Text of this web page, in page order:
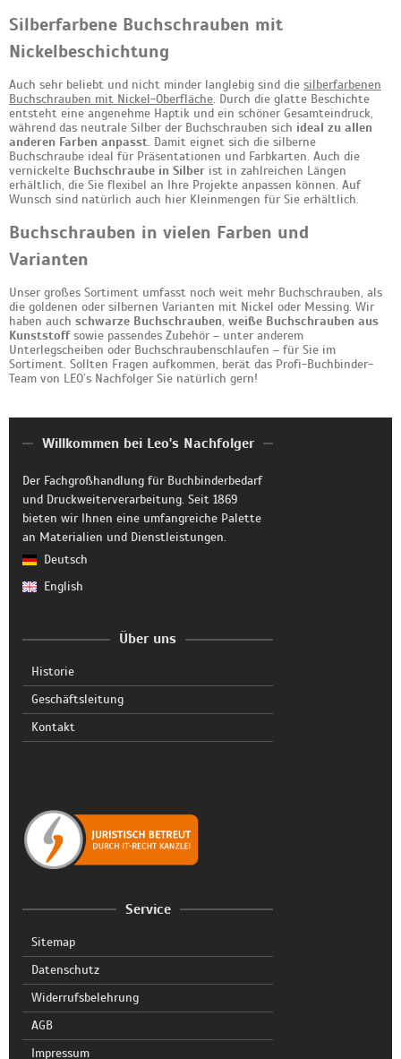
Silberfarbene Buchschrauben mit
Nickelbeschichtung
Auch sehr beliebt und nicht minder langlebig sind die silberfarbenen
Buchschrauben mit Nickel-Oberfläche. Durch die glatte Beschichte
entsteht eine angenehme Haptik und ein schöner Gesamteindruck,
während das neutrale Silber der Buchschrauben sich ideal zu allen
anderen Farben anpasst. Damit eignet sich die silberne
Buchschraube ideal für Präsentationen und Farbkarten. Auch die
vernickelte Buchschraube in Silber ist in zahlreichen Längen
erhältlich, die Sie flexibel an Ihre Projekte anpassen können. Auf
Wunsch sind natürlich auch hier Kleinmengen für Sie erhältlich.
Buchschrauben in vielen Farben und
Varianten
Unser großes Sortiment umfasst noch weit mehr Buchschrauben, als
die goldenen oder silbernen Varianten mit Nickel oder Messing. Wir
haben auch schwarze Buchschrauben, weiße Buchschrauben aus
Kunststoffsowie passendes Zubehör – unter anderem
Unterlegscheiben oder Buchschraubenschlaufen – für Sie im
Sortiment. Sollten Fragen aufkommen, berät das Profi-Buchbinder-
Team von LEO’s Nachfolger Sie natürlich gern!
Willkommen bei Leo's Nachfolger
Der Fachgroßhandlung für Buchbinderbedarf
und Druckweiterverarbeitung. Seit 1869
bieten wir Ihnen eine umfangreiche Palette
an Materialien und Dienstleistungen.
Deutsch
English
Über uns
Historie
Geschäftsleitung
Kontakt
Service
Sitemap
Datenschutz
Widerrufsbelehrung
AGB
Impressum